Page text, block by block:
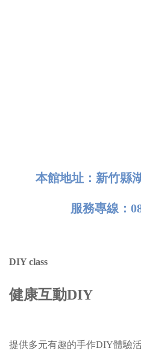
本館地址： 新竹縣
服務專線：
DIY class
健康互動DIY
提供多元有趣的手作DIY體驗